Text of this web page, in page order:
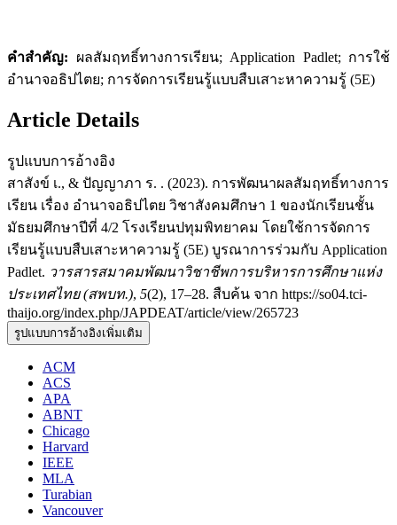
คำสำคัญ: ผลสัมฤทธิ์ทางการเรียน; Application Padlet; การใช้
อำนาจอธิปไตย; การจัดการเรียนรู้แบบสืบเสาะหาความรู้ (5E)
Article Details
รูปแบบการอ้างอิง
สาสังข์ เ., & ปัญญาภา ร. . (2023). การพัฒนาผลสัมฤทธิ์ทางการ
เรียน เรื่อง อำนาจอธิปไตย วิชาสังคมศึกษา 1 ของนักเรียนชั้น
มัธยมศึกษาปีที่ 4/2 โรงเรียนปทุมพิทยาคม โดยใช้การจัดการ
เรียนรู้แบบสืบเสาะหาความรู้ (5E) บูรณาการร่วมกับ Application
Padlet. วารสารสมาคมพัฒนาวิชาชีพการบริหารการศึกษาแห่ง
ประเทศไทย (สพบท.), 5(2), 17–28. สืบค้น จาก https://so04.tci-
thaijo.org/index.php/JAPDEAT/article/view/265723
รูปแบบการอ้างอิงเพิ่มเติม
ACM
ACS
APA
ABNT
Chicago
Harvard
IEEE
MLA
Turabian
Vancouver